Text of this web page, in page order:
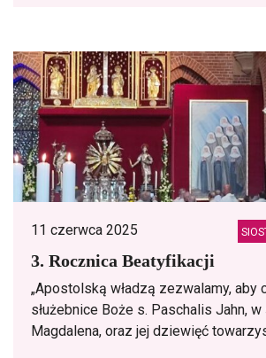
11 czerwca 2025
3. Rocznica Beatyfikacji
„Apostolską władzą zezwalamy, aby
służebnice Boże s. Paschalis Jahn,
Magdalena, oraz jej dziewięć